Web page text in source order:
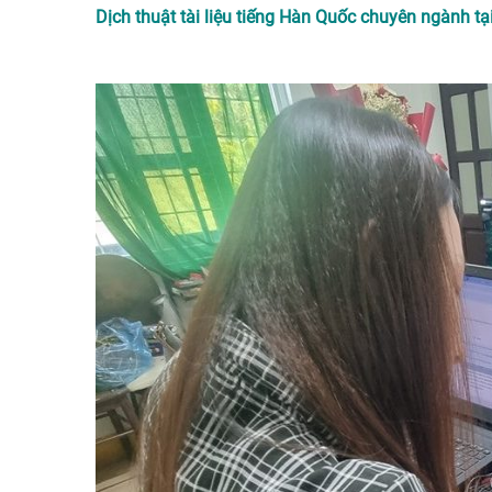
Dịch thuật tài liệu tiếng Hàn Quốc chuyên ngành